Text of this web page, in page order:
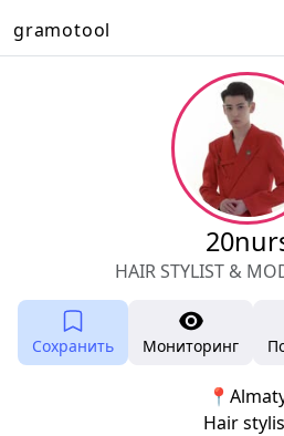
gramotool
HAIR STYLIST &
Сохранить Мониторинг
Hair